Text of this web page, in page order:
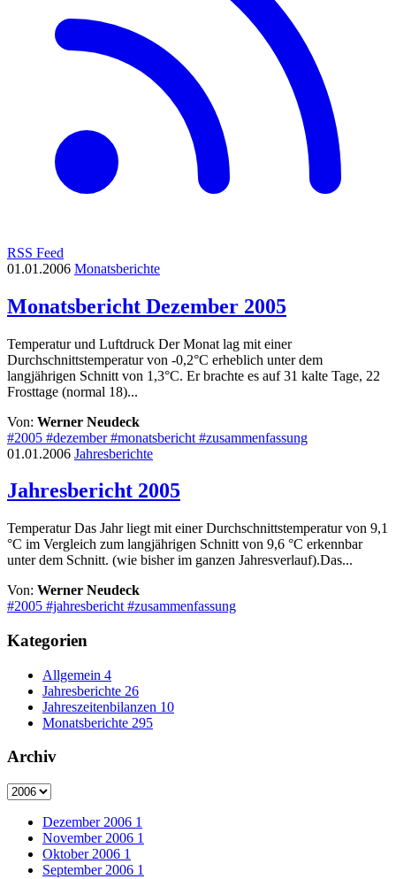
RSS Feed
01.01.2006 Monatsberichte
Monatsbericht Dezember 2005
Temperatur und Luftdruck Der Monat lag mit einer
Durchschnittstemperatur von -0,2°C erheblich unter dem
langjährigen Schnitt von 1,3°C. Er brachte es auf 31 kalte Tage, 22
Frosttage (normal 18)...
Von: Werner Neudeck
#2005 #dezember#monatsbericht #zusammenfassung
01.01.2006 Jahresberichte
Jahresbericht 2005
Temperatur Das Jahr liegt mit einer Durchschnittstemperatur von 9,1
°C im Ver­gleich zum langjährigen Schnitt von 9,6 °C erkennbar
unter dem Schnitt. (wie bisher im ganzen Jahresverlauf).Das...
Von: Werner Neudeck
#2005 #jahresbericht #zusammenfassung
Kategorien
Allgemein 4
Jahresberichte 26
Jahreszeitenbilanzen 10
Monatsberichte 295
Archiv
Dezember 2006 1
November 2006 1
Oktober 2006 1
September 2006 1